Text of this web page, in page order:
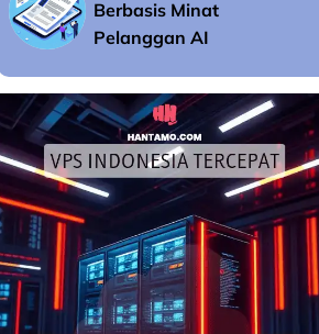
Berbasis Minat
Pelanggan AI